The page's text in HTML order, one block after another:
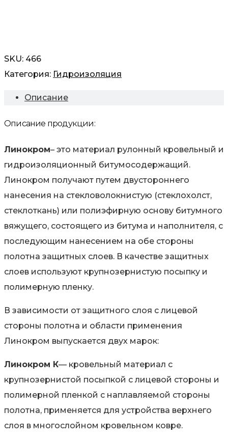
SKU: 466
Категория: Гидроизоляция
Описание
Описание продукции:
Линокром– это материал рулонный кровельный и
гидроизоляционный битумосодержащий.
Линокром получают путем двустороннего
нанесения на стекловолокнистую (стеклохолст,
стеклоткань) или полиэфирную основу битумного
вяжущего, состоящего из битума и наполнителя, с
последующим нанесением на обе стороны
полотна защитных слоев. В качестве защитных
слоев используют крупнозернистую посыпку и
полимерную пленку.
В зависимости от защитного слоя с лицевой
стороны полотна и области применения
Линокром выпускается двух марок:
Линокром К— кровельный материал с
крупнозернистой посыпкой с лицевой стороны и
полимерной пленкой с наплавляемой стороны
полотна, применяется для устройства верхнего
слоя в многослойном кровельном ковре.